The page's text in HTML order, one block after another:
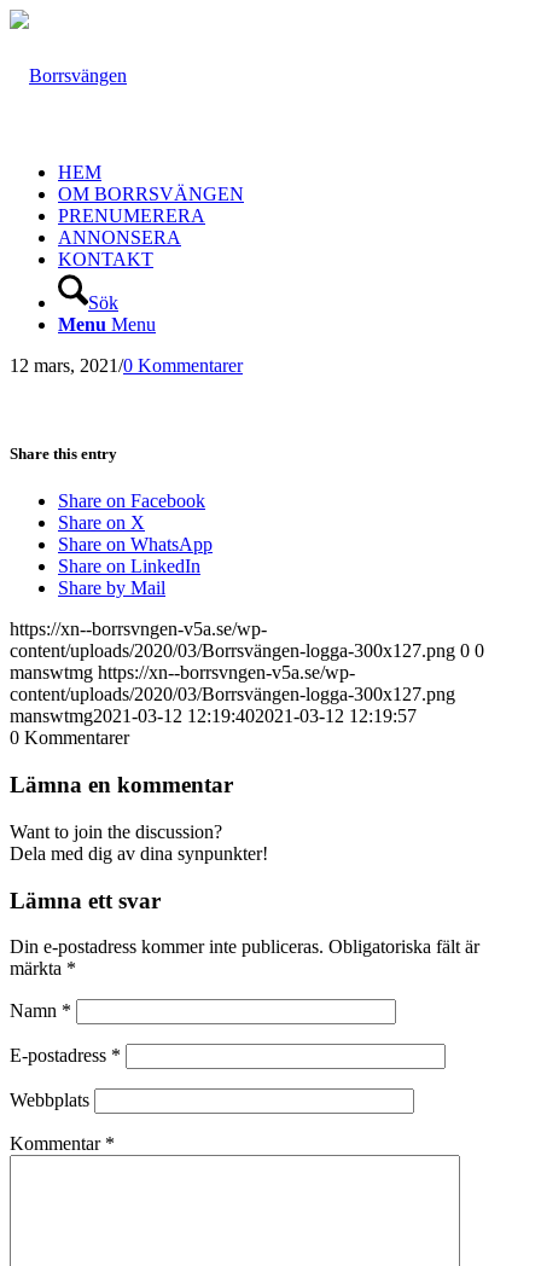
HEM
OM BORRSVÄNGEN
PRENUMERERA
ANNONSERA
KONTAKT
Sök
Menu Menu
12 mars, 2021/0 Kommentarer
Share this entry
Share on Facebook
Share on X
Share on WhatsApp
Share on LinkedIn
Share by Mail
https://xn--borrsvngen-v5a.se/wp-
content/uploads/2020/03/Borrsvängen-logga-300x127.png 0 0
manswtmg https://xn--borrsvngen-v5a.se/wp-
content/uploads/2020/03/Borrsvängen-logga-300x127.png
manswtmg2021-03-12 12:19:402021-03-12 12:19:57
0 Kommentarer
Lämna en kommentar
Want to join the discussion?
Dela med dig av dina synpunkter!
Lämna ett svar
Din e-postadress kommer inte publiceras. Obligatoriska fält är
märkta *
Namn *
E-postadress *
Webbplats
Kommentar *